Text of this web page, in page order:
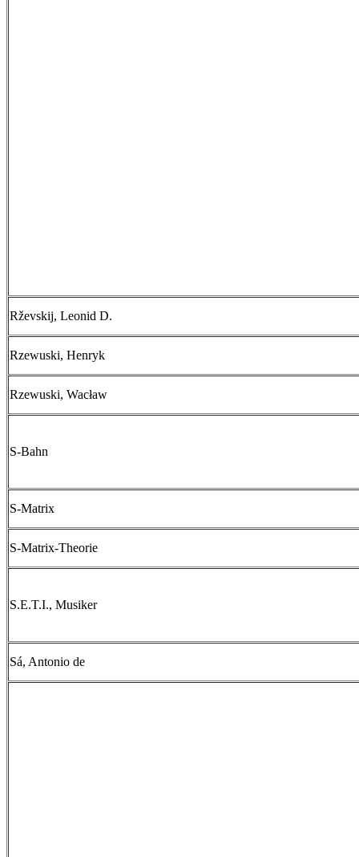
Rževskij, Leonid D.
Rzewuski, Henryk
Rzewuski, Wacław
S-Bahn
S-Matrix
S-Matrix-Theorie
S.E.T.I., Musiker
Sá, Antonio de